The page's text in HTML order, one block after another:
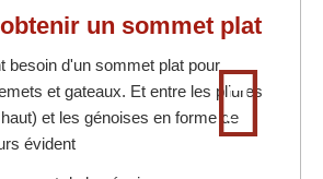
un sommet plat
besoin d'un sommet plat pour
et gateaux. Et entre les pliures
et les génoises en forme de
évident